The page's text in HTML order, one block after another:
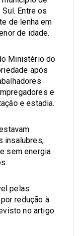
Entre os
de lenha em
de idade.
Ministério do
após
e
e estadia.
insalubres,
sem energia
pelas
redução à
no artigo